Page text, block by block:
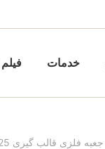
خدمات
جعبه فلزی قالب گیری GG25 برای خط قالب بندی اتوماتیک فلاسک شده